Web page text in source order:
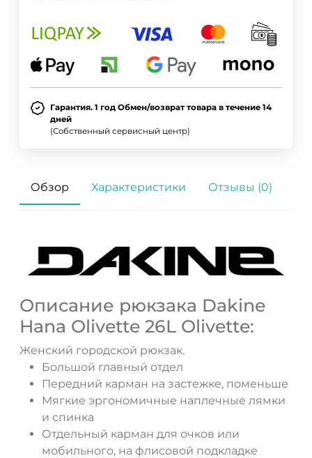
Гарантия. 1 год Обмен/возврат товара в течение 14
дней
(Собственный сервисный центр)
Обзор Характеристики Отзывы (0)
Описание рюкзака Dakine
Hana Olivette 26L Olivette:
Женский городской рюкзак.
Большой главный отдел
Передний карман на застежке, поменьше
Мягкие эргономичные наплечные лямки
и спинка
Отдельный карман для очков или
мобильного, на флисовой подкладке